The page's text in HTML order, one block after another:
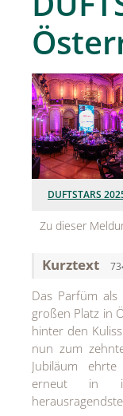
Aromapflege
Brioche und Brösel
CAJOY
Carolina Herrera
DOUGLAS
Dorotheum Galerie
EHINGER
Jean Paul Gaultier
Lindt & Sprüngli
Nägele & Strubell
PUIG
DUFTSTARS
Zu dieser
Kurztext
Das Parfüm
großen Platz in
hinter den
nun zum
Jubiläum
erneut in